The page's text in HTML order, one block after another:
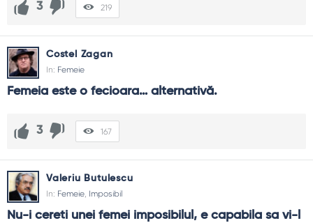
3 219
Costel Zagan
In: Femeie
Femeia este o fecioara… alternativă.
3 167
Valeriu Butulescu
In: Femeie, Imposibil
Nu-i cereti unei femei imposibilul, e capabila sa vi-l